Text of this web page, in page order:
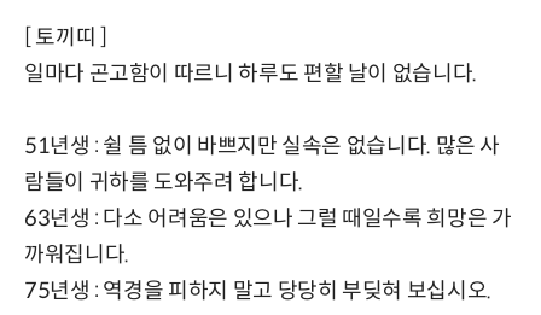
[ 토끼띠 ]
일마다 곤고함이 따르니 하루도 편할 날이 없습니다.
51년생 : 쉴 틈 없이 바쁘지만 실속은 없습니다. 많은 사
람들이 귀하를 도와주려 합니다.
63년생 : 다소 어려움은 있으나 그럴 때일수록 희망은 가
까워집니다.
75년생 : 역경을 피하지 말고 당당히 부딪혀 보십시오.